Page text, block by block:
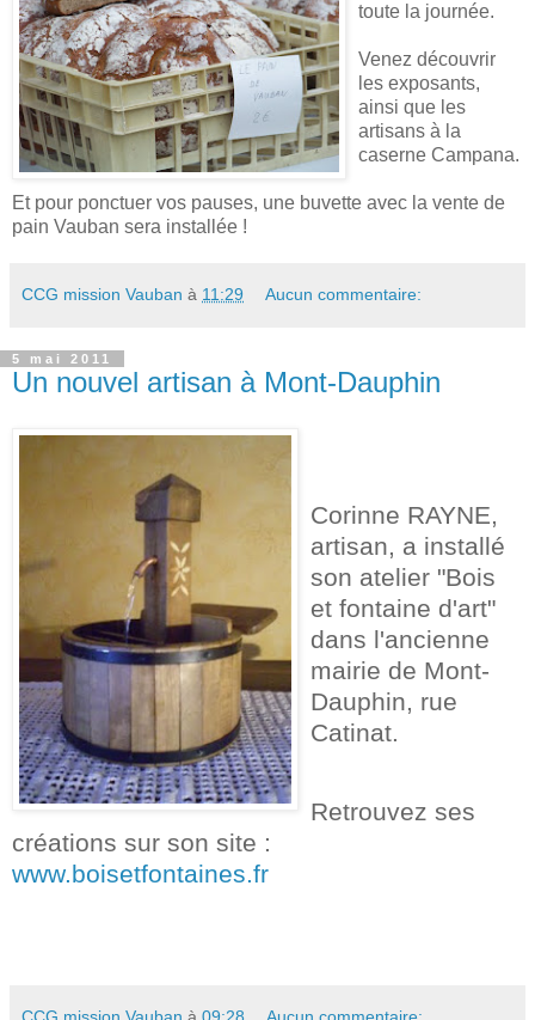
toute la journée.
Venez découvrir
les exposants,
ainsi que les
artisans à la
caserne Campana.
Et pour ponctuer vos pauses, une buvette avec la vente de
pain Vauban sera installée !
CCG mission Vauban à 11:29 Aucun commentaire:
5 mai 2011
Un nouvel artisan à Mont-Dauphin
Corinne RAYNE,
artisan, a installé
son atelier "Bois
et fontaine d'art"
dans l'ancienne
mairie de Mont-
Dauphin, rue
Catinat.
Retrouvez ses
créations sur son site :
www.boisetfontaines.fr